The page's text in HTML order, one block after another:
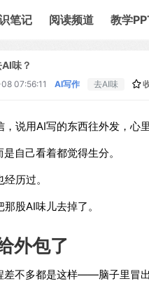
笔记 阅读频道 教学
味？
07:56:11 AI写作 去AI味
说用AI写的东西往外发，心
自己看着都觉得生分。
历过。
股AI味儿去掉了。
外包了
不多都是这样——脑子里冒